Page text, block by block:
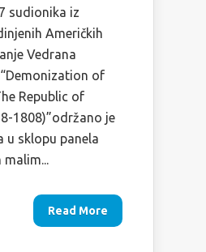
sudionika iz
Američkih
Vedrana
of
Republic of
1808)”održano je
u sklopu panela
malim...
Read More